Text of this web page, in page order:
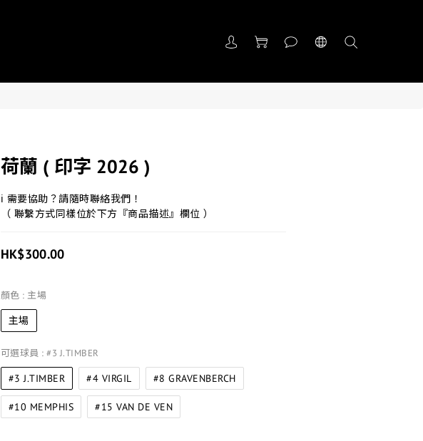
荷蘭 ( 印字 2026 )
ℹ 需要協助？請隨時聯絡我們！
（ 聯繫方式同樣位於下方『商品描述』欄位 ）
HK$300.00
顏色 : 主場
主場
可選球員 : #3 J.TIMBER
#3 J.TIMBER #4 VIRGIL #8 GRAVENBERCH
#10 MEMPHIS #15 VAN DE VEN